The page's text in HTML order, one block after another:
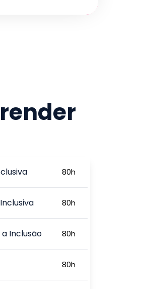
80h
80h
Inclusão 80h
80h